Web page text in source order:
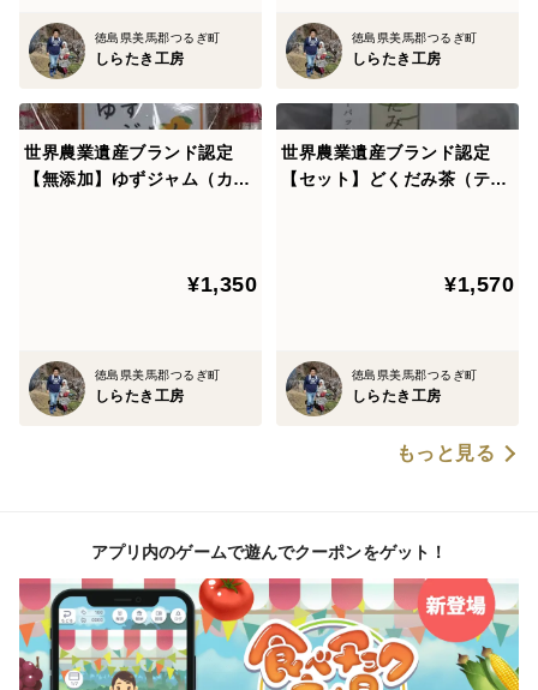
徳島県美馬郡つるぎ町
しらたき工房
徳島県美馬郡つるぎ町
しらたき工房
世界農業遺産ブランド認定
【無添加】ゆずジャム（カッ
¥1,350
徳島県美馬郡つるぎ町
しらたき工房
世界農業遺産ブランド認定
【セット】どくだみ茶（ティ
¥1,570
徳島県美馬郡つるぎ町
しらたき工房
もっと見る
アプリ内のゲームで遊んでクーポンをゲット！